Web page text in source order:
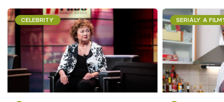
CELEBRITY SERIÁLY A